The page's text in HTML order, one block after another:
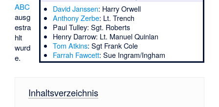
David Janssen: Harry Orwell
Anthony Zerbe: Lt. Trench
Paul Tulley: Sgt. Roberts
Henry Darrow: Lt. Manuel Quinlan
Tom Atkins: Sgt Frank Cole
Farrah Fawcett: Sue Ingram/Ingham
ABC
ausg
estra
hlt
wurd
e.
Inhaltsverzeichnis